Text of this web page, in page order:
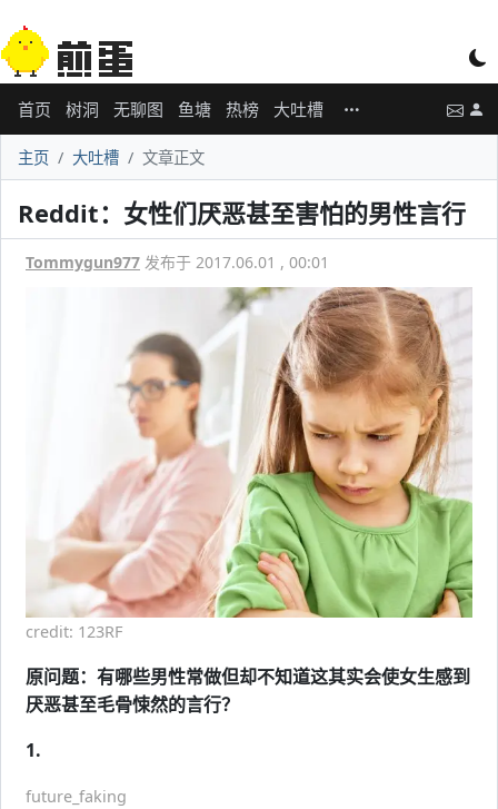
首页 树洞 无聊图 鱼塘 热榜 大吐槽
主页 大吐槽 文章正文
Reddit：女性们厌恶甚至害怕的男性言行
Tommygun977 发布于 2017.06.01 , 00:01
credit: 123RF
原问题：有哪些男性常做但却不知道这其实会使女生感到
厌恶甚至毛骨悚然的言行？
1.
future_faking